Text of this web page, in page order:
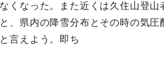
くなった。また近くは久住山登
、県内の降雪分布とその時の気
言えよう。即ち